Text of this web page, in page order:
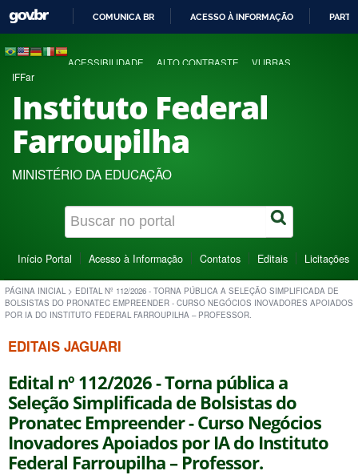
COMUNICA BR ACESSO À INFORMAÇÃO
ACESSIBILIDADE ALTO CONTRASTE VLIBRAS
IFFar
Instituto Federal
Farroupilha
MINISTÉRIO DA EDUCAÇÃO
Início Portal Acesso à Informação Contatos Editais Licitações
PÁGINA INICIAL > EDITAL Nº 112/2026 - TORNA PÚBLICA A SELEÇÃO SIMPLIFICADA DE
BOLSISTAS DO PRONATEC EMPREENDER - CURSO NEGÓCIOS INOVADORES APOIADOS
POR IA DO INSTITUTO FEDERAL FARROUPILHA – PROFESSOR.
EDITAIS JAGUARI
Edital nº 112/2026 - Torna pública a
Seleção Simplificada de Bolsistas do
Pronatec Empreender - Curso Negócios
Inovadores Apoiados por IA do Instituto
Federal Farroupilha – Professor.